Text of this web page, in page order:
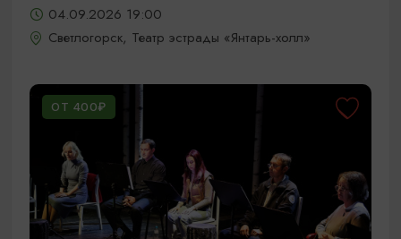
04.09.2026 19:00
Светлогорск, Театр эстрады «Янтарь-холл»
ОТ 400₽